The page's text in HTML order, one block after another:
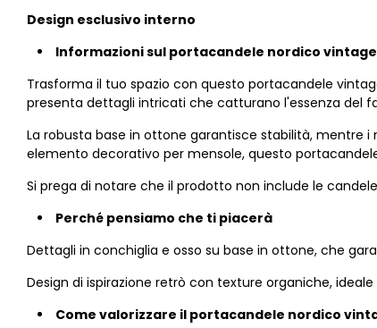
Design esclusivo interno
Informazioni sul portacandele nordico vintage
Trasforma il tuo spazio con questo portacandele
presenta dettagli intricati che catturano l'essenza del
La robusta base in ottone garantisce stabilità, mentre
elemento decorativo per mensole, questo
Si prega di notare che il prodotto non include le
Perché pensiamo che ti piacerà
Dettagli in conchiglia e osso su base in ottone, che
Design di ispirazione retrò con texture organiche,
Come valorizzare il portacandele nordico